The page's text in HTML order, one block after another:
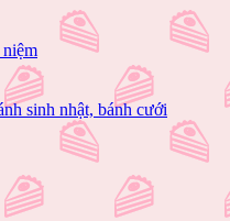
sinh nhật, bánh cưới